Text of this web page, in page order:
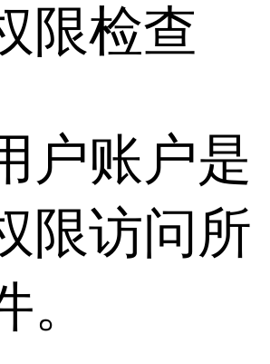
限检查
户账户是
限访问所
。